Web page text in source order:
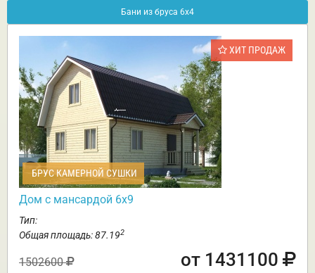
Бани из бруса 6х4
ХИТ ПРОДАЖ
БРУС КАМЕРНОЙ СУШКИ
Дом с мансардой 6х9
Тип:
Общая площадь: 87.192
1502600 от 1431100